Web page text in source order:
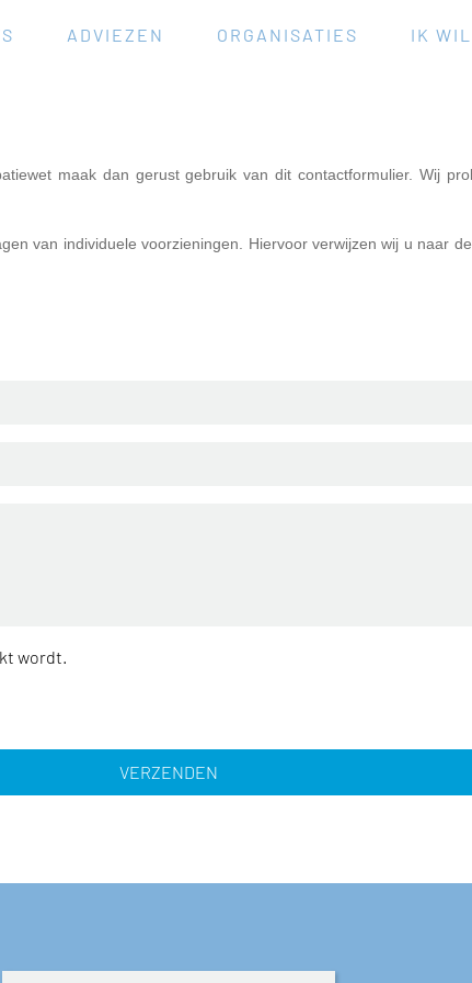
ADVIEZEN ORGANISATIES IK
maak dan gerust gebruik van dit contactformulier. Wij
van individuele voorzieningen. Hiervoor verwijzen wij u naar
wordt.
VERZENDEN